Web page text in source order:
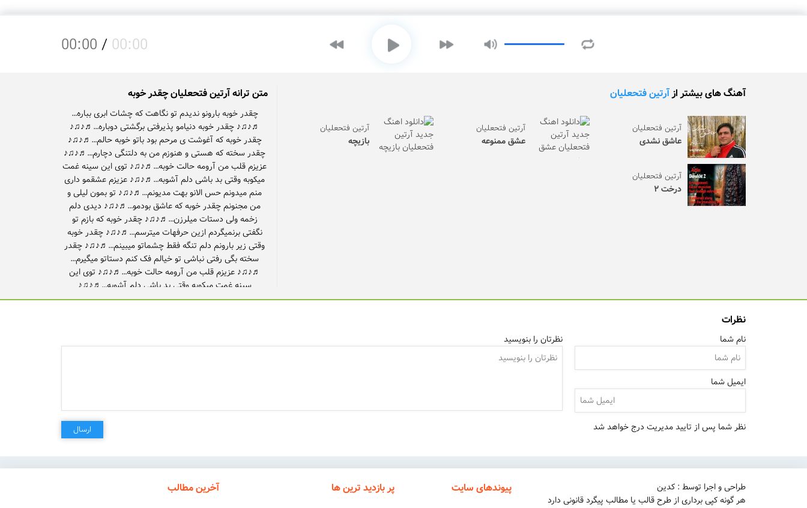
00:00 / 00:00
آهنگ های بیشتر ازآرتین فتحعلیان
آرتین فتحعلیان
عاشق نشدی
آرتین فتحعلیان
عشق ممنوعه
آرتین فتحعلیان
بازیچه
آرتین فتحعلیان
درخت ۲
متن ترانه آرتین فتحعلیان چقدر خوبه
چقدر خوبه بارونو ندیدم تو نگاهت که چشات ابری بباره…
♬♪♫♪ چقدر خوبه دنیامو پذیرفتی برگشتی دوباره…♬♪♫♪
چقدر خوبه که آغوشت ی مرحم بود باتو خوبه حالم…♬♪♫♪
چقدر سخته که هستی و هنوزم من به دلتنگی دچارم…♬♪♫♪
عزیزم قلب من آرومه حالت خوبه…♬♪♫♪ توی این سینه غمت
میکوبه وقتی بد باشی دلم آشوبه…♬♪♫♪ عزیزم عشقمو داری
منم میدونم حس الانو بهت مدیونم…♬♪♫♪ تو بمون لیلی و
من مجنونم چقدر خوبه که عاشق بودمو…♬♪♫♪ دیدی دلم
زخمه ولی دستات میلرزن…♬♪♫♪ چقدر خوبه که بازم تو
نگفتی برنمیگردم ازین حرفهات میترسم…♬♪♫♪ چقدر خوبه
وقتی زیر بارونم دلم تنگه فقط چشماتو میبینم…♬♪♫♪ چقدر
سخته بگی رفتی نباشی تو خیالم فک کنم دستاتو میگیرم…
♬♪♫♪ عزیزم قلب من آرومه حالت خوبه…♬♪♫♪ توی این
عزیزم عشقمو داری منم میدونم حس الانو بهت مدیونم…
نظرات
نام شما
ایمیل شما
نظرتان را بنویسید
نظر شما پس از تایید مدیریت درج خواهد شد ارسال
طراحی و اجرا توسط : کدین
هر گونه کپی برداری از طرح قالب یا مطالب پیگرد قانونی دارد
پیوندهای سایت پر بازدید ترین ها آخرین مطالب